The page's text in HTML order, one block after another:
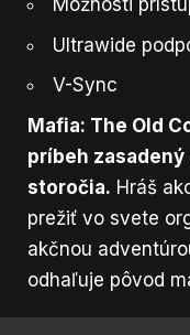
Možnosti
Ultrawide
V-Sync
Mafia: The Old
príbeh
storočia. Hráš
prežiť vo svete
akčnou
odhaľuje pôvod